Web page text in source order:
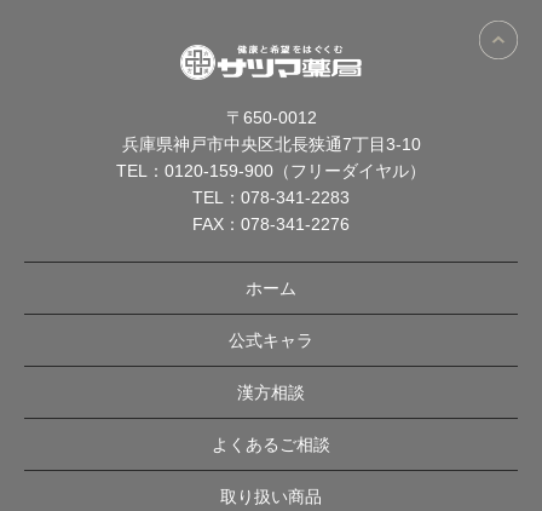
〒650-0012
兵庫県神戸市中央区北長狭通7丁目3-10
TEL： 0120-159-900（フリーダイヤル）
TEL： 078-341-2283
FAX：078-341-2276
ホーム
公式キャラ
漢方相談
よくあるご相談
取り扱い商品